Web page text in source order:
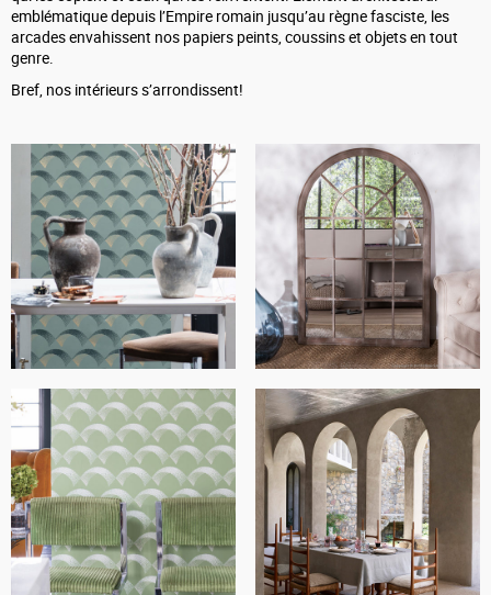
emblématique depuis l’Empire romain jusqu’au règne fasciste, les
arcades envahissent nos papiers peints, coussins et objets en tout
genre.
Bref, nos intérieurs s’arrondissent!